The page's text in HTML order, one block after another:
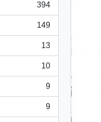
394
149
13
10
9
9